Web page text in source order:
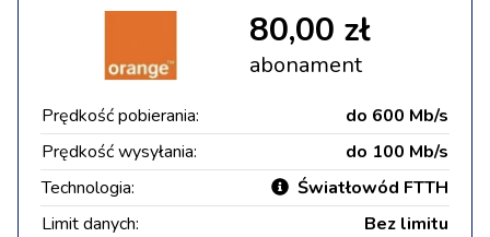
80,00 zł
abonament
Prędkość pobierania:
do 600 Mb/s
Prędkość wysyłania:
do 100 Mb/s
Technologia:
Światłowód FTTH
Limit danych:
Bez limitu